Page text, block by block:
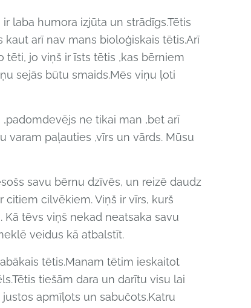
laba humora izjūta un strādīgs.Tētis
arī nav mans bioloģiskais tētis.Arī
tēti, jo viņš ir īsts tētis ,kas bērniem
sejās būtu smaids.Mēs viņu ļoti
ne tikai man ,bet arī
varam paļauties ,vīrs un vārds. Mūsu
savu bērnu dzīvēs, un reizē daudz
citiem cilvēkiem. Viņš ir vīrs, kurš
Kā tēvs viņš nekad neatsaka savu
veidus kā atbalstīt.
tētis.Manam tētim ieskaitot
tiešām dara un darītu visu lai
apmīļots un sabučots.Katru